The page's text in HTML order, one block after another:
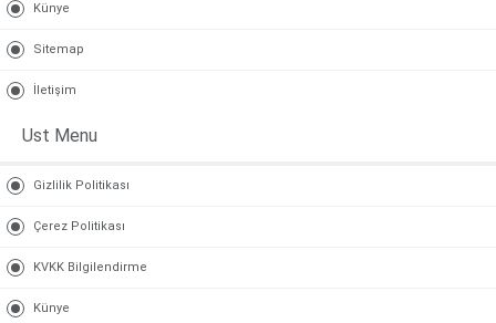
Künye
Sitemap
İletişim
Ust Menu
Gizlilik Politikası
Çerez Politikası
KVKK Bilgilendirme
Künye